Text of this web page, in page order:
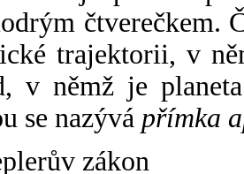
čtverečkem.
trajektorii, v
v němž je
se nazývá přímka
zákon